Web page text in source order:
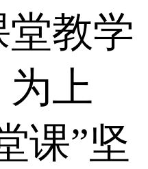
教学
上
课”坚